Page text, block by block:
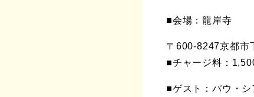
■会場：龍岸寺
〒600-8247京都市
■チャージ料：
■ゲスト：パウ・シ